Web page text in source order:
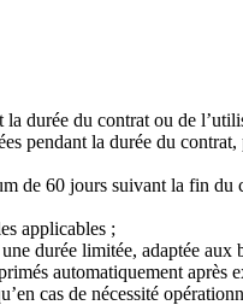
durée du contrat ou de
pendant la durée du
de 60 jours suivant la fin
applicables ;
durée limitée, adaptée
automatiquement après
cas de nécessité